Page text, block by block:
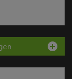
add_circle